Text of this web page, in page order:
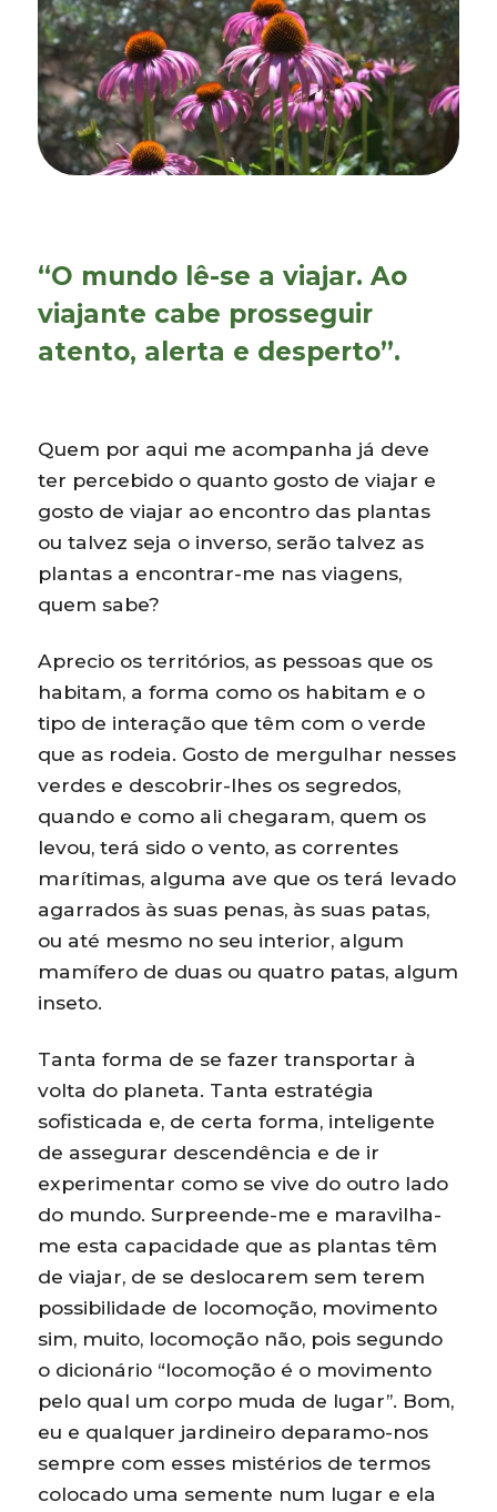
“O mundo lê-se a viajar. Ao
viajante cabe prosseguir
atento, alerta e desperto”.
Quem por aqui me acompanha já deve
ter percebido o quanto gosto de viajar e
gosto de viajar ao encontro das plantas
ou talvez seja o inverso, serão talvez as
plantas a encontrar-me nas viagens,
quem sabe?
Aprecio os territórios, as pessoas que os
habitam, a forma como os habitam e o
tipo de interação que têm com o verde
que as rodeia. Gosto de mergulhar nesses
verdes e descobrir-lhes os segredos,
quando e como ali chegaram, quem os
levou, terá sido o vento, as correntes
marítimas, alguma ave que os terá levado
agarrados às suas penas, às suas patas,
ou até mesmo no seu interior, algum
mamífero de duas ou quatro patas, algum
inseto.
Tanta forma de se fazer transportar à
volta do planeta. Tanta estratégia
sofisticada e, de certa forma, inteligente
de assegurar descendência e de ir
experimentar como se vive do outro lado
do mundo. Surpreende-me e maravilha-
me esta capacidade que as plantas têm
de viajar, de se deslocarem sem terem
possibilidade de locomoção, movimento
sim, muito, locomoção não, pois segundo
o dicionário “locomoção é o movimento
pelo qual um corpo muda de lugar”. Bom,
eu e qualquer jardineiro deparamo-nos
sempre com esses mistérios de termos
colocado uma semente num lugar e ela